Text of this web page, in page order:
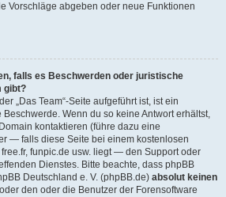
Vorschläge abgeben oder neue Funktionen
falls es Beschwerden oder juristische
gibt?
„Das Team“-Seite aufgeführt ist, ist ein
Wenn du so keine Antwort erhältst,
kontaktieren (führe dazu eine
— falls diese Seite bei einem kostenlosen
funpic.de usw. liegt — den Support oder
Dienstes. Bitte beachte, dass phpBB
Deutschland e. V. (phpBB.de) absolut keinen
den oder die Benutzer der Forensoftware